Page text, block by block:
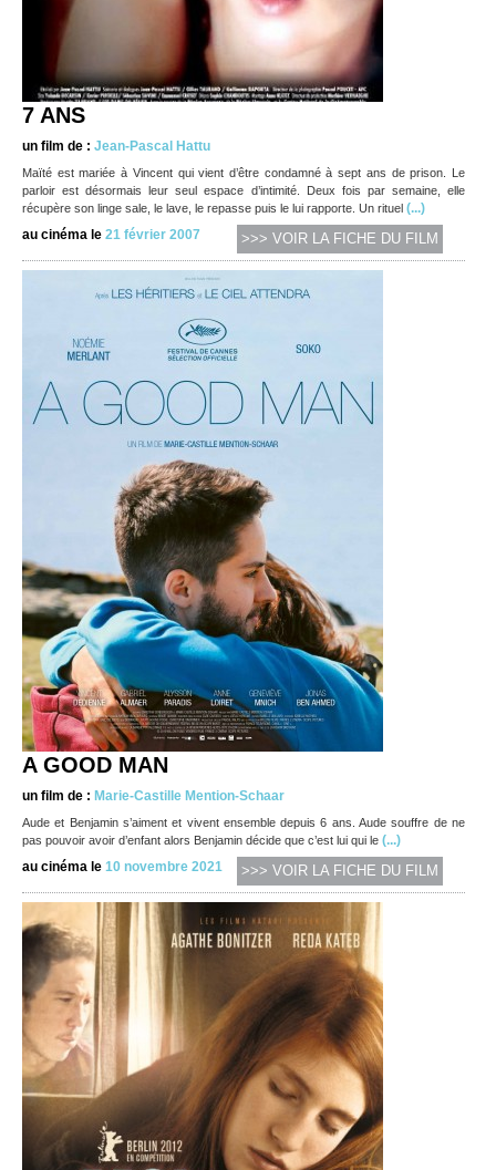
7 ANS
un film de : Jean-Pascal Hattu
Maïté est mariée à Vincent qui vient d’être condamné à sept ans de prison. Le
parloir est désormais leur seul espace d’intimité. Deux fois par semaine, elle
récupère son linge sale, le lave, le repasse puis le lui rapporte. Un rituel (...)
au cinéma le 21 février 2007 >>> VOIR LA FICHE DU FILM
A GOOD MAN
un film de : Marie-Castille Mention-Schaar
Aude et Benjamin s’aiment et vivent ensemble depuis 6 ans. Aude souffre de ne
pas pouvoir avoir d’enfant alors Benjamin décide que c’est lui qui le (...)
au cinéma le 10 novembre 2021 >>> VOIR LA FICHE DU FILM